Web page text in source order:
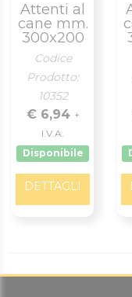
Attenti al
cane mm.
300x200
Codice
Prodotto:
10352
€ 6,94 +
I.V.A.
Disponibile
DETTAGLI